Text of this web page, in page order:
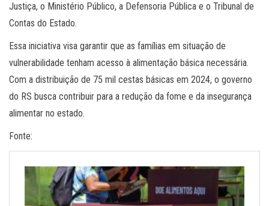
Justiça, o Ministério Público, a Defensoria Pública e o Tribunal de
Contas do Estado.
Essa iniciativa visa garantir que as famílias em situação de
vulnerabilidade tenham acesso à alimentação básica necessária.
Com a distribuição de 75 mil cestas básicas em 2024, o governo
do RS busca contribuir para a redução da fome e da insegurança
alimentar no estado.
Fonte: